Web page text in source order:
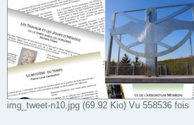
img_tweet-n10.jpg (69.92 Kio) Vu 558536 fois